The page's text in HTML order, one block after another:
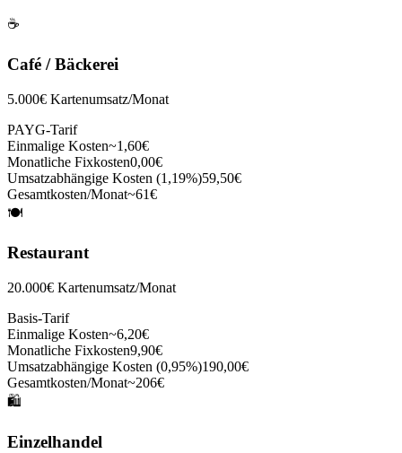
☕
Café / Bäckerei
5.000€ Kartenumsatz/Monat
PAYG-Tarif
Einmalige Kosten~1,60€
Monatliche Fixkosten0,00€
Umsatzabhängige Kosten (1,19%)59,50€
Gesamtkosten/Monat~61€
🍽️
Restaurant
20.000€ Kartenumsatz/Monat
Basis-Tarif
Einmalige Kosten~6,20€
Monatliche Fixkosten9,90€
Umsatzabhängige Kosten (0,95%)190,00€
Gesamtkosten/Monat~206€
🛍️
Einzelhandel